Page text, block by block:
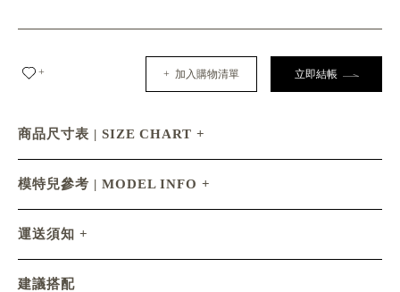
+ + 加入購物清單 立即結帳
商品尺寸表 | SIZE CHART
模特兒參考 | MODEL INFO
運送須知
建議搭配